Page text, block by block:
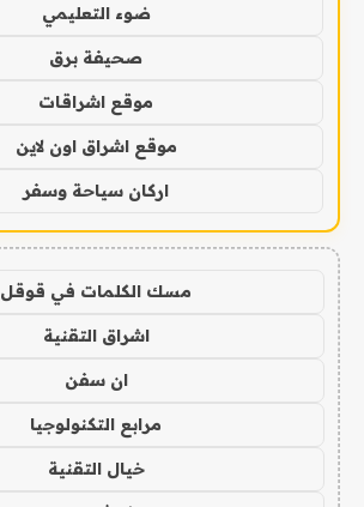
ضوء التعليمي
صحيفة برق
موقع اشراقات
موقع اشراق اون لاين
اركان سياحة وسفر
مسك الكلمات في قوقل
اشراق التقنية
ان سفن
مرابع التكنولوجيا
خيال التقنية